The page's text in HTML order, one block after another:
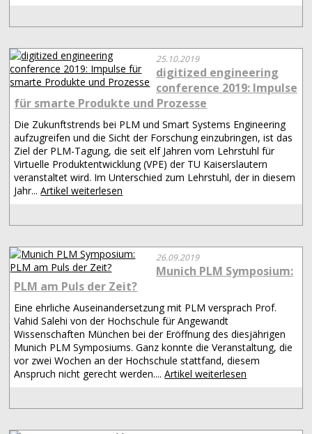
25.10.2019
digitized engineering
conference 2019: Impulse
für smarte Produkte und Prozesse
Die Zukunftstrends bei PLM und Smart Systems Engineering
aufzugreifen und die Sicht der Forschung einzubringen, ist das
Ziel der PLM-Tagung, die seit elf Jahren vom Lehrstuhl für
Virtuelle Produktentwicklung (VPE) der TU Kaiserslautern
veranstaltet wird. Im Unterschied zum Lehrstuhl, der in diesem
Jahr...Artikel weiterlesen
26.09.2019
Munich PLM Symposium:
PLM am Puls der Zeit?
Eine ehrliche Auseinandersetzung mit PLM versprach Prof.
Vahid Salehi von der Hochschule für Angewandt
Wissenschaften München bei der Eröffnung des diesjährigen
Munich PLM Symposiums. Ganz konnte die Veranstaltung, die
vor zwei Wochen an der Hochschule stattfand, diesem
Anspruch nicht gerecht werden....Artikel weiterlesen